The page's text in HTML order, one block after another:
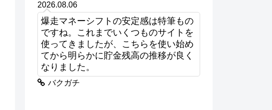
2026.08.06
爆走マネーシフトの安定感は特筆もの
ですね。これまでいくつものサイトを
使ってきましたが、こちらを使い始め
てから明らかに貯金残高の推移が良く
なりました。
バクガチ